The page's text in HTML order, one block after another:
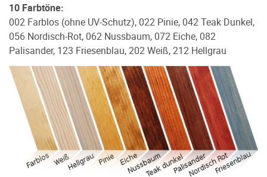
10 Farbtöne:
002 Farblos (ohne UV-Schutz), 022 Pinie, 042 Teak Dunkel,
056 Nordisch-Rot, 062 Nussbaum, 072 Eiche, 082
Palisander, 123 Friesenblau, 202 Weiß, 212 Hellgrau